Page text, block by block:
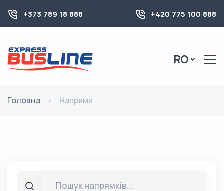
+373 789 18 888 +420 775 100 888
RO
Головна Напрями